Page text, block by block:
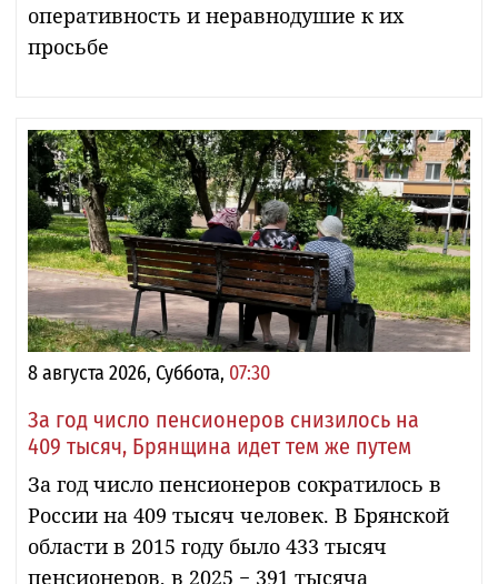
оперативность и неравнодушие к их
просьбе
8 августа 2026, Суббота, 07:30
За год число пенсионеров снизилось на
409 тысяч, Брянщина идет тем же путем
За год число пенсионеров сократилось в
России на 409 тысяч человек. В Брянской
области в 2015 году было 433 тысяч
пенсионеров, в 2025 − 391 тысяча